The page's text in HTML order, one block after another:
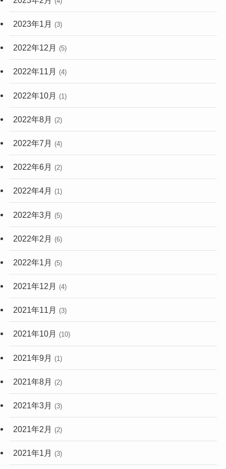
2023年1月 (3)
2022年12月 (5)
2022年11月 (4)
2022年10月 (1)
2022年8月 (2)
2022年7月 (4)
2022年6月 (2)
2022年4月 (1)
2022年3月 (5)
2022年2月 (6)
2022年1月 (5)
2021年12月 (4)
2021年11月 (3)
2021年10月 (10)
2021年9月 (1)
2021年8月 (2)
2021年3月 (3)
2021年2月 (2)
2021年1月 (3)